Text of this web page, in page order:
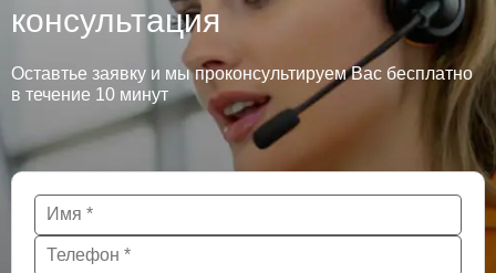
консультация
Оставтье заявку и мы проконсультируем Вас бесплатно
в течение 10 минут